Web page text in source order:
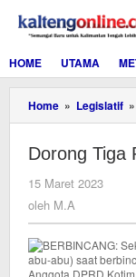
konten
HOME
UTAMA
Home » Legislatif »
Dorong Tiga
15 Maret 2023
oleh M.A